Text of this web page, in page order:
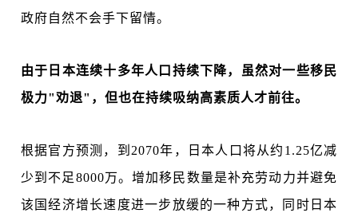
政府自然不会手下留情。
由于日本连续十多年人口持续下降，虽然对一些移民
极力"劝退"，但也在持续吸纳高素质人才前往。
根据官方预测，到2070年，日本人口将从约1.25亿减
少到不足8000万。增加移民数量是补充劳动力并避免
该国经济增长速度进一步放缓的一种方式，同时日本